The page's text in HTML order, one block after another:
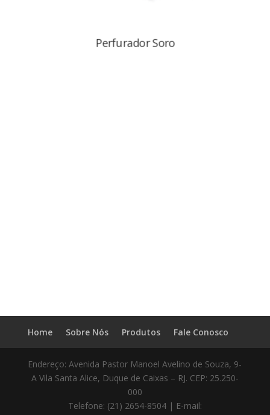
Perfurador Soro
Home Sobre Nós Produtos Fale Conosco
Endereço: Avenida Pastor Manoel Avelino de Souza, 9-
A Vila Santa Alice, Duque de Caixas – RJ. CEP: 25.250-
000
Telefone: (21) 2654-8504 | E-mail: